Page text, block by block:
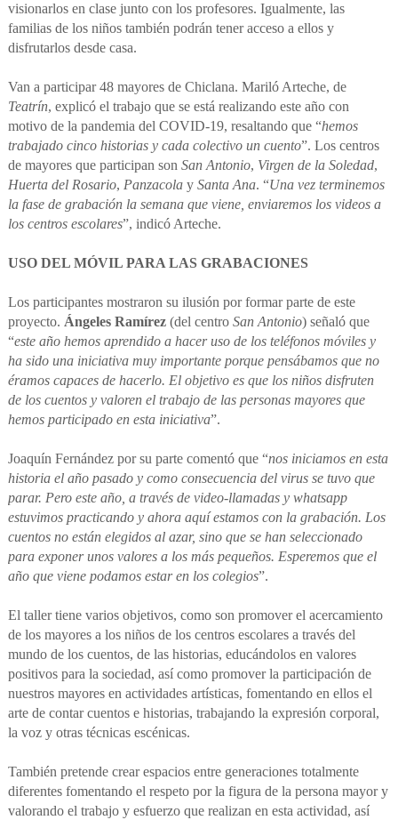
visionarlos en clase junto con los profesores. Igualmente, las
familias de los niños también podrán tener acceso a ellos y
disfrutarlos desde casa.
Van a participar 48 mayores de Chiclana. Mariló Arteche, de
Teatrín, explicó el trabajo que se está realizando este año con
motivo de la pandemia del COVID-19, resaltando que “hemos
trabajado cinco historias y cada colectivo un cuento”. Los centros
de mayores que participan son San Antonio, Virgen de la Soledad,
Huerta del Rosario, Panzacolay Santa Ana. “Una vez terminemos
la fase de grabación la semana que viene, enviaremos los videos a
los centros escolares”, indicó Arteche.
USO DEL MÓVIL PARA LAS GRABACIONES
Los participantes mostraron su ilusión por formar parte de este
proyecto. Ángeles Ramírez(del centro San Antonio) señaló que
“este año hemos aprendido a hacer uso de los teléfonos móviles y
ha sido una iniciativa muy importante porque pensábamos que no
éramos capaces de hacerlo. El objetivo es que los niños disfruten
de los cuentos y valoren el trabajo de las personas mayores que
hemos participado en esta iniciativa”.
Joaquín Fernández por su parte comentó que “nos iniciamos en esta
historia el año pasado y como consecuencia del virus se tuvo que
parar. Pero este año, a través de video-llamadas y whatsapp
estuvimos practicando y ahora aquí estamos con la grabación. Los
cuentos no están elegidos al azar, sino que se han seleccionado
para exponer unos valores a los más pequeños. Esperemos que el
año que viene podamos estar en los colegios”.
El taller tiene varios objetivos, como son promover el acercamiento
de los mayores a los niños de los centros escolares a través del
mundo de los cuentos, de las historias, educándolos en valores
positivos para la sociedad, así como promover la participación de
nuestros mayores en actividades artísticas, fomentando en ellos el
arte de contar cuentos e historias, trabajando la expresión corporal,
la voz y otras técnicas escénicas.
También pretende crear espacios entre generaciones totalmente
diferentes fomentando el respeto por la figura de la persona mayor y
valorando el trabajo y esfuerzo que realizan en esta actividad, así